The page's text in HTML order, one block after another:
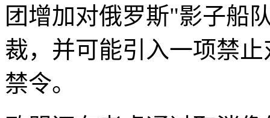
团增加对俄罗斯"影子船
裁，并可能引入一项禁
禁令。